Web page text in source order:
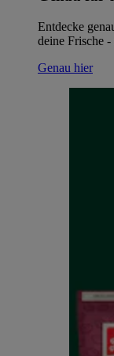
Entdecke
deine Frische -
Genau hier